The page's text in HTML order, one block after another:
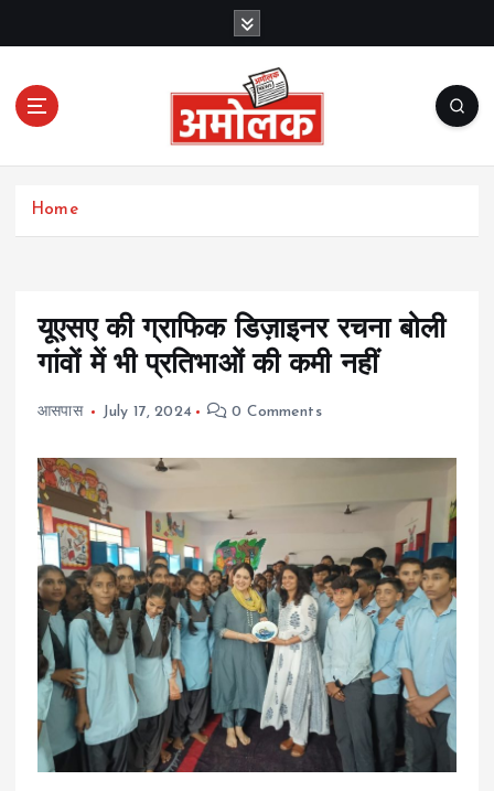
c
Amolak News
Home
यूएसए की ग्राफिक डिज़ाइनर रचना बोली
गांवों में भी प्रतिभाओं की कमी नहीं
आसपास July 17, 2024 0 Comments